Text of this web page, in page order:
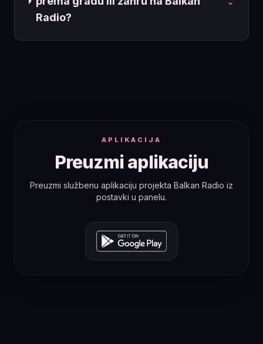
Radio?
APLIKACIJA
Preuzmi aplikaciju
Preuzmi službenu aplikaciju projekta Balkan Radio iz
postavki u panelu.